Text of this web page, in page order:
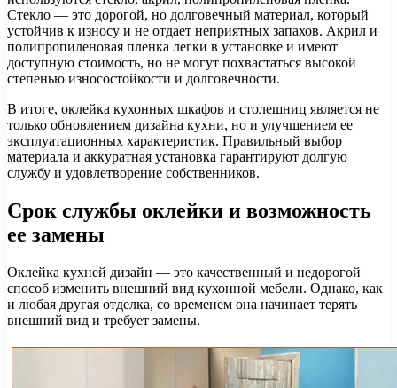
Стекло — это дорогой, но долговечный материал, который
устойчив к износу и не отдает неприятных запахов. Акрил и
полипропиленовая пленка легки в установке и имеют
доступную стоимость, но не могут похвастаться высокой
степенью износостойкости и долговечности.
В итоге, оклейка кухонных шкафов и столешниц является не
только обновлением дизайна кухни, но и улучшением ее
эксплуатационных характеристик. Правильный выбор
материала и аккуратная установка гарантируют долгую
службу и удовлетворение собственников.
Срок службы оклейки и возможность
ее замены
Оклейка кухней дизайн — это качественный и недорогой
способ изменить внешний вид кухонной мебели. Однако, как
и любая другая отделка, со временем она начинает терять
внешний вид и требует замены.